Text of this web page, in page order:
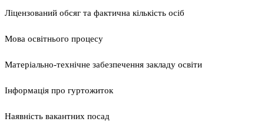
Ліцензований обсяг та фактична кількість осіб
Мова освітнього процесу
Матеріально-технічне забезпечення закладу освіти
Інформація про гуртожиток
Наявність вакантних посад